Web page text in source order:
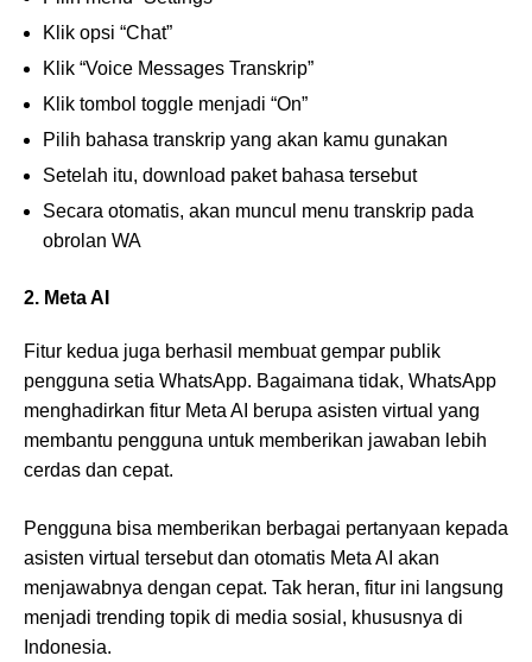
Klik opsi “Chat”
Klik “Voice Messages Transkrip”
Klik tombol toggle menjadi “On”
Pilih bahasa transkrip yang akan kamu gunakan
Setelah itu, download paket bahasa tersebut
Secara otomatis, akan muncul menu transkrip pada
obrolan WA
2. Meta AI
Fitur kedua juga berhasil membuat gempar publik
pengguna setia WhatsApp. Bagaimana tidak, WhatsApp
menghadirkan fitur Meta AI berupa asisten virtual yang
membantu pengguna untuk memberikan jawaban lebih
cerdas dan cepat.
Pengguna bisa memberikan berbagai pertanyaan kepada
asisten virtual tersebut dan otomatis Meta AI akan
menjawabnya dengan cepat. Tak heran, fitur ini langsung
menjadi trending topik di media sosial, khususnya di
Indonesia.